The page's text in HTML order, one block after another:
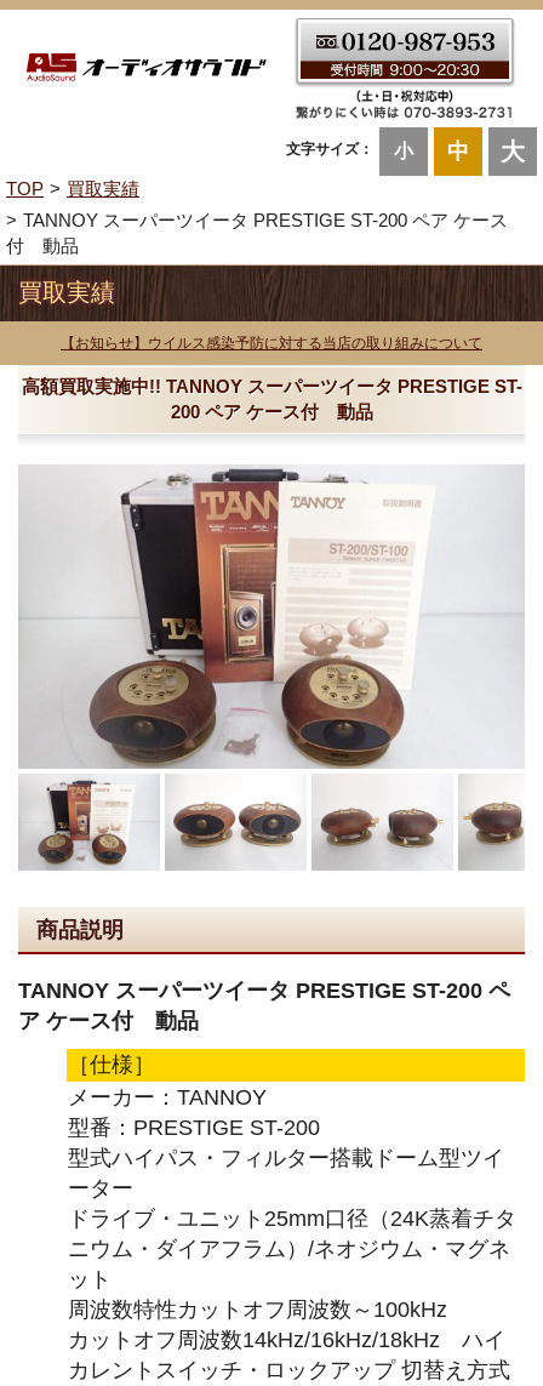
文字サイズ： 小 中 大
TOP
買取実績
TANNOY スーパーツイータ PRESTIGE ST-200 ペア ケース
付 動品
買取実績
【お知らせ】ウイルス感染予防に対する当店の取り組みについて
高額買取実施中!! TANNOY スーパーツイータ PRESTIGE ST-
200 ペア ケース付 動品
商品説明
TANNOY スーパーツイータ PRESTIGE ST-200 ペ
ア ケース付 動品
［仕様］
メーカー：TANNOY
型番：PRESTIGE ST-200
型式ハイパス・フィルター搭載ドーム型ツイ
ーター
ドライブ・ユニット25mm口径（24K蒸着チタ
ニウム・ダイアフラム）/ネオジウム・マグネ
ット
周波数特性カットオフ周波数～100kHz
カットオフ周波数14kHz/16kHz/18kHz ハイ
カレントスイッチ・ロックアップ 切替え方式